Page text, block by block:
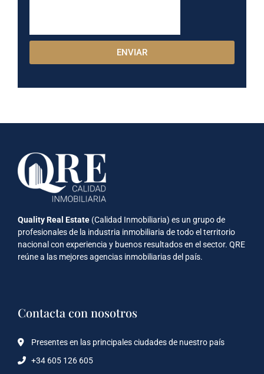
ENVIAR
Quality Real Estate (Calidad Inmobiliaria) es un grupo de
profesionales de la industria inmobiliaria de todo el territorio
nacional con experiencia y buenos resultados en el sector. QRE
reúne a las mejores agencias inmobiliarias del país.
Contacta con nosotros
Presentes en las principales ciudades de nuestro país
+34 605 126 605